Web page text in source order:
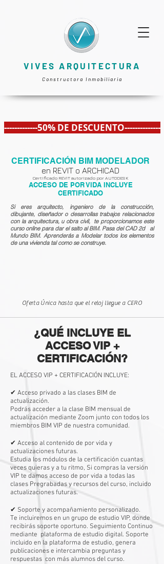
VIVES ARQUITECTURA
Constructora Inmobiliaria
-------------50% DE DESCUENTO--------------
CERTIFICACIÓN BIM MODELADOR
en REVIT o ARCHICAD
Certificado REVIT autorizado por AUTODESK
ACCESO DE POR VIDA INCLUYE
CERTIFICADO
Si eres arquitecto, ingeniero de la construcción,
dibujante, diseñador o desarrollas trabajos relacionados
con la arquitectura, u obra civil, te proporcionamos este
curso online para dar el salto al BIM. Pasa del CAD 2d al
Mundo BIM. Aprenderás a Modelar todos los elementos
de una vivienda tal como se construye.
Oferta Única hasta que el reloj llegue a CERO
¿QUÉ INCLUYE EL
ACCESO VIP +
CERTIFICACIÓN?
EL ACCESO VIP + CERTIFICACIÓN INCLUYE:
✔ Acceso privado a las clases BIM de
actualización.​
Podrás acceder a la clase BIM mensual de
actualización mediante Zoom junto con todos los
miembros BIM VIP de nuestra comunidad.
✔ Acceso al contenido de por vida y
actualizaciones futuras.​
Estudia los módulos de la certificación cuantas
veces quieras y a tu ritmo, Si compras la versión
VIP te damos acceso de por vida a todas las
clases Pregrabadas y recursos del curso, incluido
actualizaciones futuras. ​
✔ Soporte y acompañamiento personalizado.​
Te incluiremos en un grupo de estudio VIP, donde
recibirás soporte oportuno. Seguimiento Continuo
mediante plataforma de estudio digital. Soporte
incluido en la plataforma de estudio, genera
publicaciones e intercambia preguntas y
respuestas con más alumnos del curso. ​